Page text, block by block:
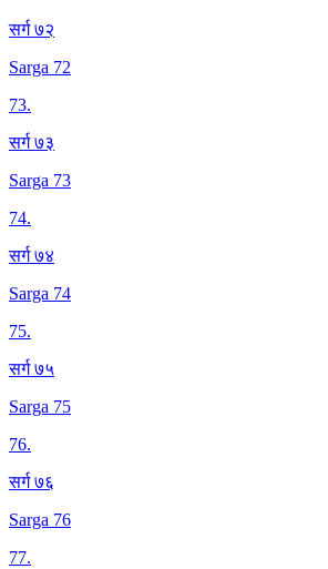
सर्ग ७२
Sarga 72
73.
सर्ग ७३
Sarga 73
74.
सर्ग ७४
Sarga 74
75.
सर्ग ७५
Sarga 75
76.
सर्ग ७६
Sarga 76
77.